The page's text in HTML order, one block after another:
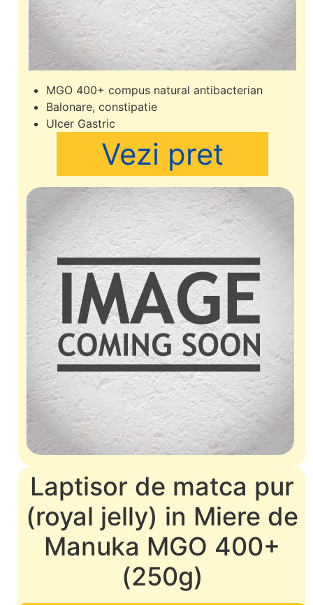
MGO 400+ compus natural antibacterian
Balonare, constipatie
Ulcer Gastric
Vezi pret
Laptisor de matca pur
(royal jelly) in Miere de
Manuka MGO 400+
(250g)